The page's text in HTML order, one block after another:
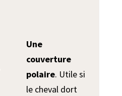
Une
couverture
polaire. Utile si
le cheval dort